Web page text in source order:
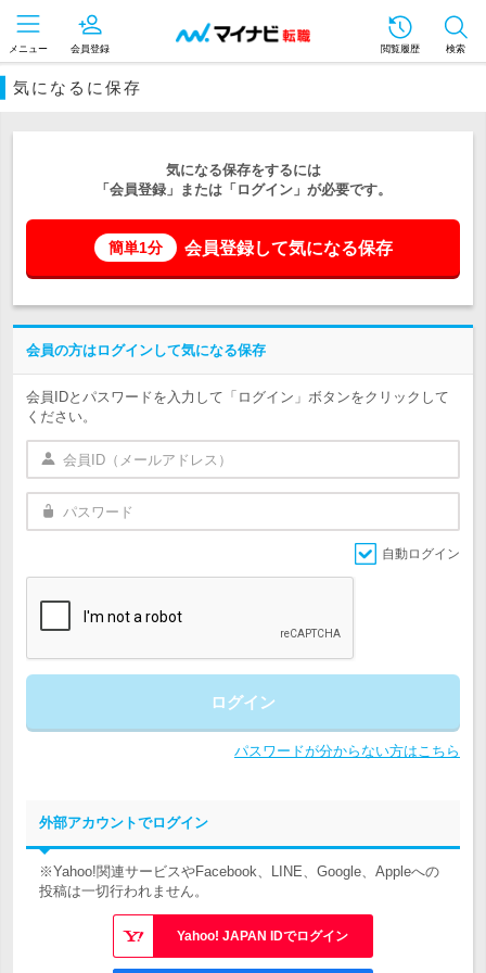
メニュー 会員登録 閲覧履歴 検索
気になるに保存
気になる保存をするには
「会員登録」または「ログイン」が必要です。
簡単1分 会員登録して気になる保存
会員の方はログインして気になる保存
会員IDとパスワードを入力して「ログイン」ボタンをクリックして
ください。
自動ログイン
ログイン
パスワードが分からない方はこちら
外部アカウントでログイン
※Yahoo!関連サービスやFacebook、LINE、Google、Appleへの
投稿は一切行われません。
Yahoo! JAPAN IDでログイン